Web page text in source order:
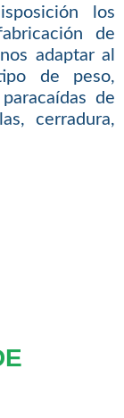
los
de
adaptar al
de peso,
de
cerradura,